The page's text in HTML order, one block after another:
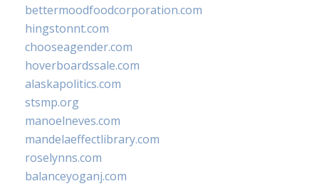
bettermoodfoodcorporation.com
hingstonnt.com
chooseagender.com
hoverboardssale.com
alaskapolitics.com
stsmp.org
manoelneves.com
mandelaeffectlibrary.com
roselynns.com
balanceyoganj.com